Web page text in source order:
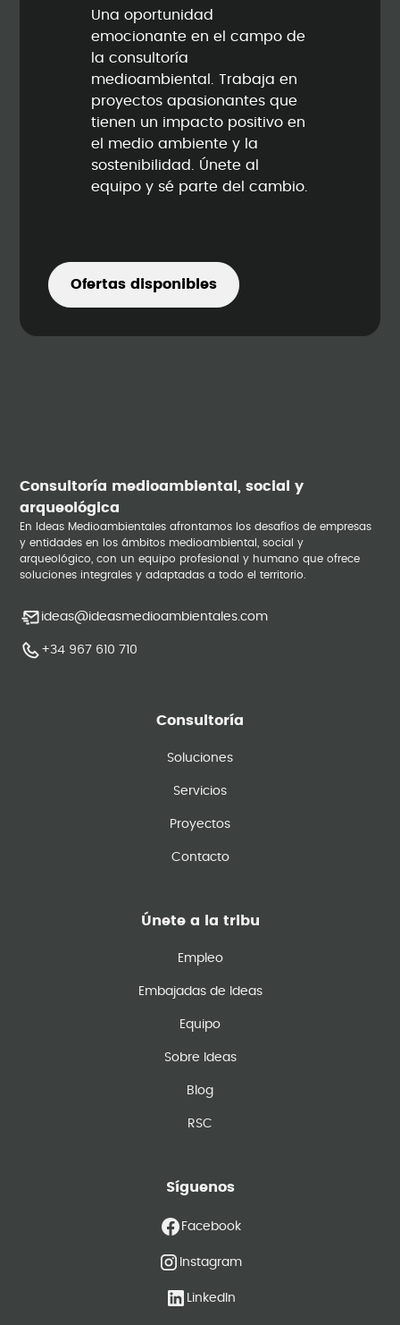
Una oportunidad
emocionante en el campo de
la consultoría
medioambiental. Trabaja en
proyectos apasionantes que
tienen un impacto positivo en
el medio ambiente y la
sostenibilidad. Únete al
equipo y sé parte del cambio.
Ofertas disponibles
Consultoría medioambiental, social y
arqueológica
En Ideas Medioambientales afrontamos los desafíos de empresas
y entidades en los ámbitos medioambiental, social y
arqueológico, con un equipo profesional y humano que ofrece
soluciones integrales y adaptadas a todo el territorio.
ideas@ideasmedioambientales.com
+34 967 610 710
Consultoría
Soluciones
Servicios
Proyectos
Contacto
Únete a la tribu
Empleo
Embajadas de Ideas
Equipo
Sobre Ideas
Blog
RSC
Síguenos
Facebook
Instagram
LinkedIn